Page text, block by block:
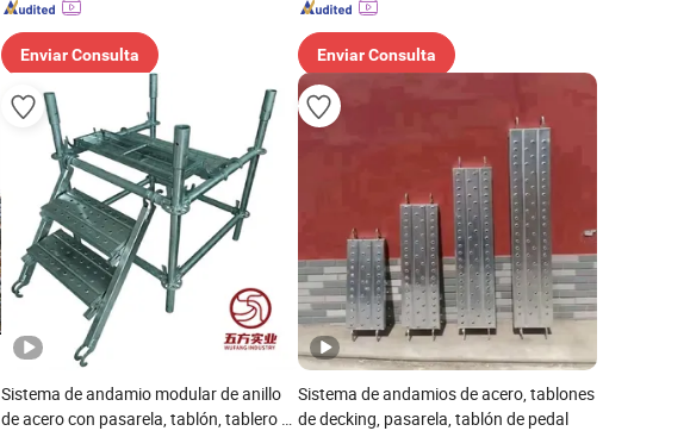
Enviar Consulta Enviar Consulta
Sistema de andamio modular de anillo
de acero con pasarela, tablón, tablero de
Sistema de andamios de acero, tablones
de decking, pasarela, tablón de pedal